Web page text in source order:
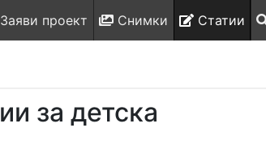
Заяви проект Снимки Статии
за детска